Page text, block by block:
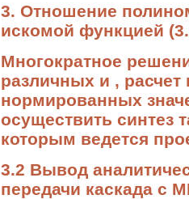
3. Отношение
искомой функцией
Многократное
различных и ,
нормированных
осуществить синтез
которым ведется
3.2 Вывод
передачи каскада с